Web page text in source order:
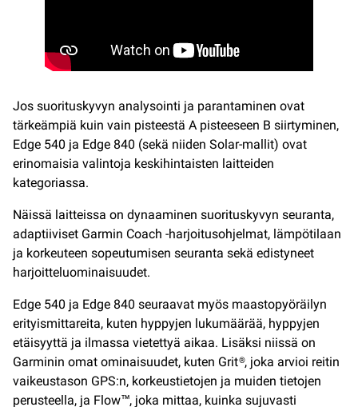
Jos suorituskyvyn analysointi ja parantaminen ovat
tärkeämpiä kuin vain pisteestä A pisteeseen B siirtyminen,
Edge 540 ja Edge 840 (sekä niiden Solar-mallit) ovat
erinomaisia valintoja keskihintaisten laitteiden
kategoriassa.
Näissä laitteissa on dynaaminen suorituskyvyn seuranta,
adaptiiviset Garmin Coach -harjoitusohjelmat, lämpötilaan
ja korkeuteen sopeutumisen seuranta sekä edistyneet
harjoitteluominaisuudet.
Edge 540 ja Edge 840 seuraavat myös maastopyöräilyn
erityismittareita, kuten hyppyjen lukumäärää, hyppyjen
etäisyyttä ja ilmassa vietettyä aikaa. Lisäksi niissä on
Garminin omat ominaisuudet, kuten Grit®, joka arvioi reitin
vaikeustason GPS:n, korkeustietojen ja muiden tietojen
perusteella, ja Flow™, joka mittaa, kuinka sujuvasti